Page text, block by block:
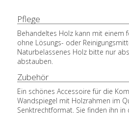
Pflege
Behandeltes Holz kann mit einem
ohne Lösungs- oder
Naturbelassenes Holz bitte nur
abstauben.
Zubehör
Ein schönes Accessoire für die
Wandspiegel mit Holzrahmen im
Senktrechtformat. Sie finden ihn